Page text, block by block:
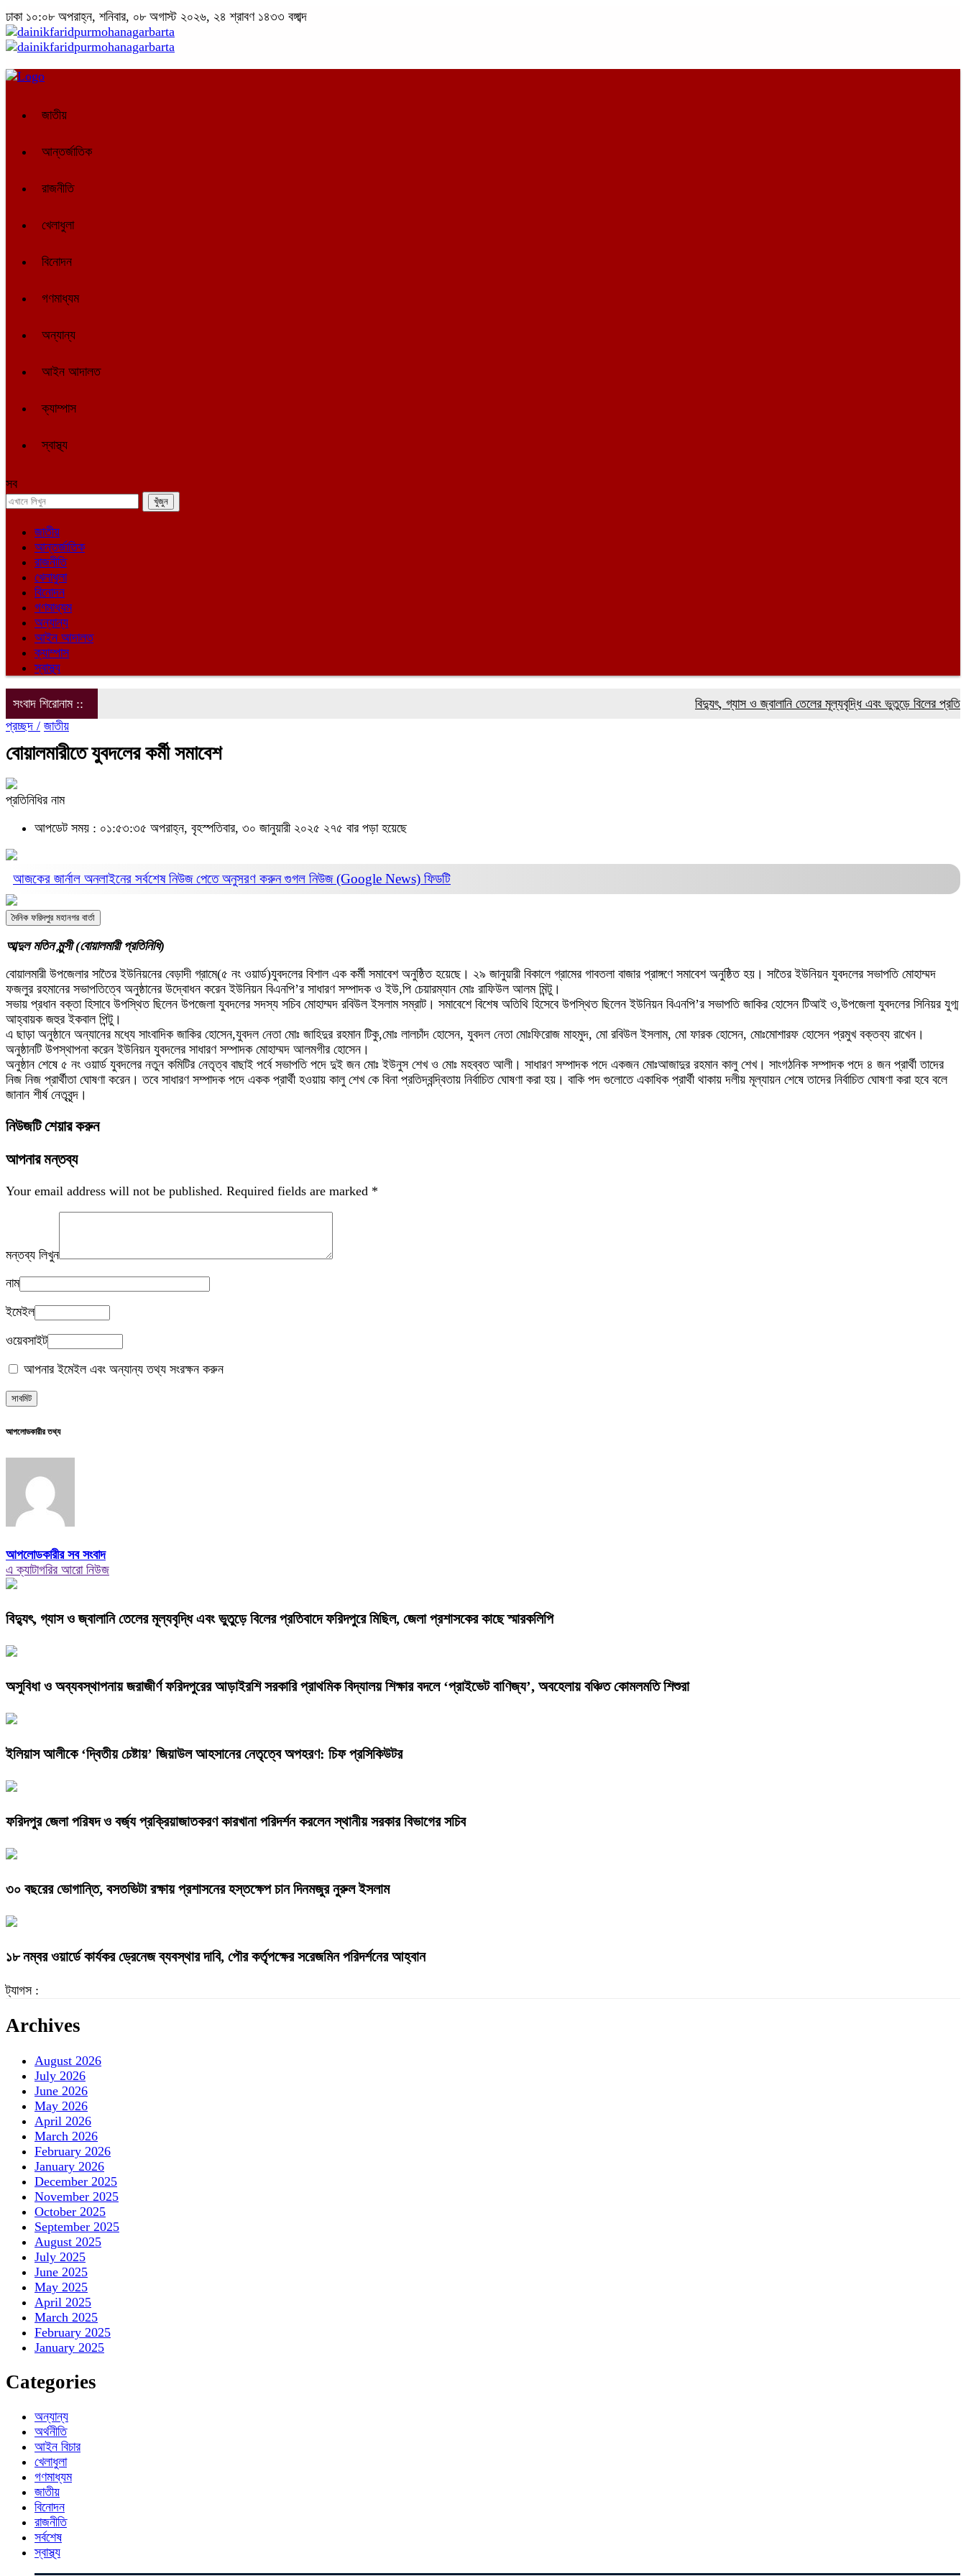
ঢাকা ১০:০৮ অপরাহ্ন, শনিবার, ০৮ অগাস্ট ২০২৬, ২৪ শ্রাবণ ১৪৩৩ বঙ্গাব্দ
জাতীয়
আন্তর্জাতিক
রাজনীতি
খেলাধুলা
বিনোদন
গণমাধ্যম
অন্যান্য
আইন আদালত
ক্যাম্পাস
স্বাস্থ্য
সব
জাতীয়
আন্তর্জাতিক
রাজনীতি
খেলাধুলা
বিনোদন
গণমাধ্যম
অন্যান্য
আইন আদালত
ক্যাম্পাস
স্বাস্থ্য
সংবাদ শিরোনাম ::
বিদ্যুৎ, গ্যাস ও জ্বালানি তেলের মূল্যবৃদ্ধি এবং ভুতুড়ে বিলের প্রতিবাদে
প্রচ্ছদ / জাতীয়
বোয়ালমারীতে যুবদলের কর্মী সমাবেশ
প্রতিনিধির নাম
আপডেট সময় : ০১:৫৩:৩৫ অপরাহ্ন, বৃহস্পতিবার, ৩০ জানুয়ারী ২০২৫ ২৭৫ বার পড়া হয়েছে
আজকের জার্নাল অনলাইনের সর্বশেষ নিউজ পেতে অনুসরণ করুনগুগল নিউজ (Google News) ফিডটি
দৈনিক ফরিদপুর মহানগর বার্তা
আব্দুল মতিন মুন্সী (বোয়ালমারী প্রতিনিধি)
বোয়ালমারী উপজেলার সাতৈর ইউনিয়নের বেড়াদী গ্রামে(৫ নং ওয়ার্ড)যুবদলের বিশাল এক কর্মী সমাবেশ অনুষ্ঠিত হয়েছে। ২৯ জানুয়ারী বিকালে গ্রামের গাবতলা বাজার প্রাঙ্গণে সমাবেশ অনুষ্ঠিত হয়। সাতৈর ইউনিয়ন যুবদলের সভাপতি মোহাম্মদ
ফজলুর রহমানের সভাপতিত্বে অনুষ্ঠানের উদ্বোধন করেন ইউনিয়ন বিএনপি’র সাধারণ সম্পাদক ও ইউ,পি চেয়ারম্যান মোঃ রাফিউল আলম মিন্টু।
সভায় প্রধান বক্তা হিসাবে উপস্থিত ছিলেন উপজেলা যুবদলের সদস্য সচিব মোহাম্মদ রবিউল ইসলাম সম্রাট। সমাবেশে বিশেষ অতিথি হিসেবে উপস্থিত ছিলেন ইউনিয়ন বিএনপি’র সভাপতি জাকির হোসেন টিআই ও,উপজেলা যুবদলের সিনিয়র যুগ্ম
আহ্বায়ক জহুর ইকবাল পিন্টু।
এ ছাড়া অনুষ্ঠানে অন্যানের মধ্যে সাংবাদিক জাকির হোসেন,যুবদল নেতা মোঃ জাহিদুর রহমান টিকু,মোঃ লালচাঁদ হোসেন, যুবদল নেতা মোঃফিরোজ মাহমুদ, মো রবিউল ইসলাম, মো ফারক হোসেন, মোঃমোশারফ হোসেন প্রমুখ বক্তব্য রাখেন।
অনুষ্ঠানটি উপস্থাপনা করেন ইউনিয়ন যুবদলের সাধারণ সম্পাদক মোহাম্মদ আলমগীর হোসেন।
অনুষ্ঠান শেষে ৫ নং ওয়ার্ড যুবদলের নতুন কমিটির নেতৃত্ব বাছাই পর্বে সভাপতি পদে দুই জন মোঃ ইউনুস শেখ ও মোঃ মহব্বত আলী। সাধারণ সম্পাদক পদে একজন মোঃআজাদুর রহমান কালু শেখ। সাংগঠনিক সম্পাদক পদে ৪ জন প্রার্থী তাদের
নিজ নিজ প্রার্থীতা ঘোষণা করেন। তবে সাধারণ সম্পাদক পদে একক প্রার্থী হওয়ায় কালু শেখ কে বিনা প্রতিদ্বন্দ্বিতায় নির্বাচিত ঘোষণা করা হয়। বাকি পদ গুলোতে একাধিক প্রার্থী থাকায় দলীয় মূল্যায়ন শেষে তাদের নির্বাচিত ঘোষণা করা হবে বলে
জানান শীর্ষ নেতৃবৃন্দ।
নিউজটি শেয়ার করুন
আপনার মন্তব্য
Your email address will not be published. Required fields are marked *
মন্তব্য লিখুন
নাম
ইমেইল
ওয়েবসাইট
আপনার ইমেইল এবং অন্যান্য তথ্য সংরক্ষন করুন
আপলোডকারীর তথ্য
আপলোডকারীর সব সংবাদ
এ ক্যাটাগরির আরো নিউজ
বিদ্যুৎ, গ্যাস ও জ্বালানি তেলের মূল্যবৃদ্ধি এবং ভুতুড়ে বিলের প্রতিবাদে ফরিদপুরে মিছিল, জেলা প্রশাসকের কাছে স্মারকলিপি
অসুবিধা ও অব্যবস্থাপনায় জরাজীর্ণ ফরিদপুরের আড়াইরশি সরকারি প্রাথমিক বিদ্যালয় শিক্ষার বদলে ‘প্রাইভেট বাণিজ্য’, অবহেলায় বঞ্চিত কোমলমতি শিশুরা
ইলিয়াস আলীকে ‘দ্বিতীয় চেষ্টায়’ জিয়াউল আহসানের নেতৃত্বে অপহরণ: চিফ প্রসিকিউটর
ফরিদপুর জেলা পরিষদ ও বর্জ্য প্রক্রিয়াজাতকরণ কারখানা পরিদর্শন করলেন স্থানীয় সরকার বিভাগের সচিব
৩০ বছরের ভোগান্তি, বসতভিটা রক্ষায় প্রশাসনের হস্তক্ষেপ চান দিনমজুর নুরুল ইসলাম
১৮ নম্বর ওয়ার্ডে কার্যকর ড্রেনেজ ব্যবস্থার দাবি, পৌর কর্তৃপক্ষের সরেজমিন পরিদর্শনের আহ্বান
ট্যাগস :
Archives
August 2026
July 2026
June 2026
May 2026
April 2026
March 2026
February 2026
January 2026
December 2025
November 2025
October 2025
September 2025
August 2025
July 2025
June 2025
May 2025
April 2025
March 2025
February 2025
January 2025
Categories
অন্যান্য
অর্থনীতি
আইন বিচার
খেলাধুলা
গণমাধ্যম
জাতীয়
বিনোদন
রাজনীতি
সর্বশেষ
স্বাস্থ্য